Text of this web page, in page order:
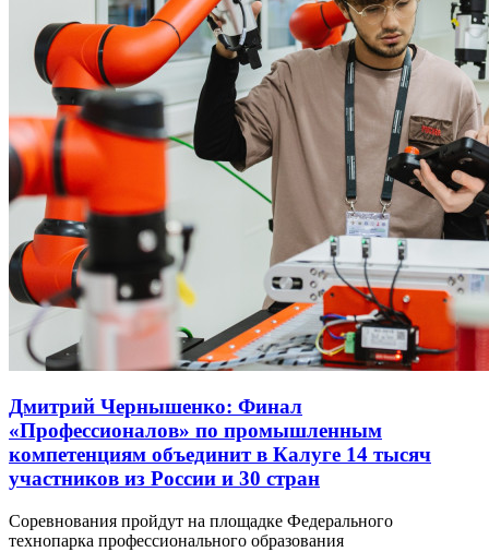
Дмитрий Чернышенко: Финал
«Профессионалов» по промышленным
компетенциям объединит в Калуге 14 тысяч
участников из России и 30 стран
Соревнования пройдут на площадке Федерального
технопарка профессионального образования